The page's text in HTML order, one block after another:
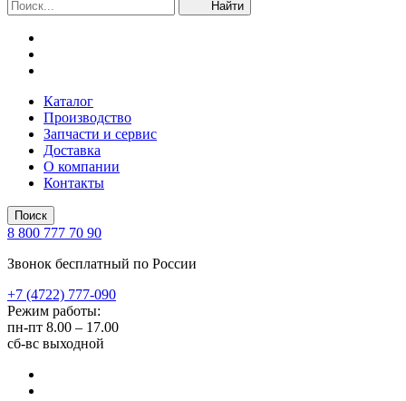
Найти
Каталог
Производство
Запчасти и сервис
Доставка
О компании
Контакты
Поиск
8 800 777 70 90
Звонок бесплатный по России
+7 (4722) 777-090
Режим работы:
пн-пт 8.00 – 17.00
сб-вс выходной